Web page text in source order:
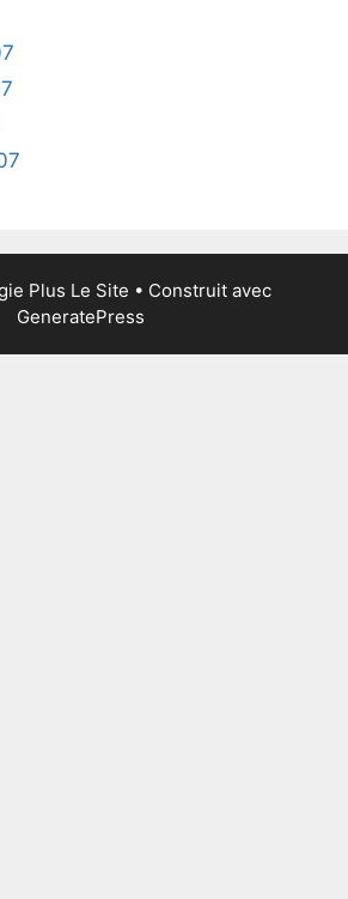
Plus Le Site • Construit avec
GeneratePress